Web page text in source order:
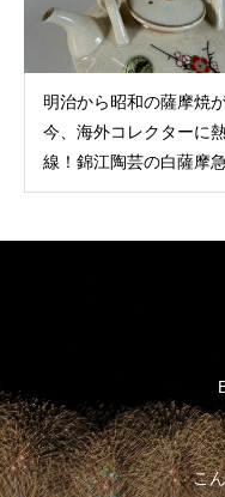
明治から昭和の薩摩焼
今、海外コレクターに
線！錦江陶芸の白薩摩急
を次へとつなぐ
こ